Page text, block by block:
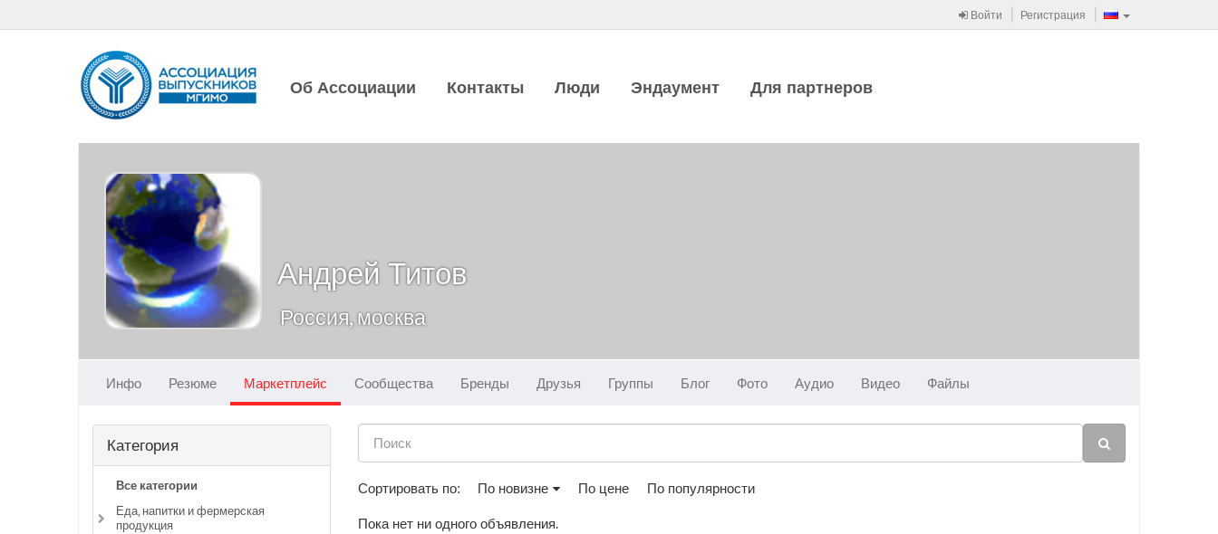
Войти Регистрация
Об Ассоциации Контакты Люди Эндаумент Для партнеров
Андрей Титов
Россия, москва
Инфо Резюме Маркетплейс Сообщества Бренды Друзья Группы Блог Фото Аудио Видео Файлы
Категория
Все категории
Еда, напитки и фермерская
продукция
Сортировать по: По новизне По цене По популярности
Пока нет ни одного объявления.